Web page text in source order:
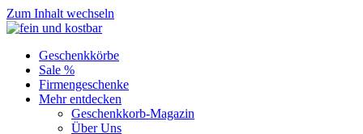
Zum Inhalt wechseln
Geschenkkörbe
Sale %
Firmengeschenke
Mehr entdecken
Geschenkkorb-Magazin
Über Uns